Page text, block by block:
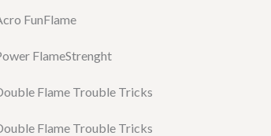
FunFlame
FlameStrenght
Flame Trouble Tricks
Flame Trouble Tricks